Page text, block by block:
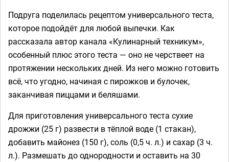
Подруга поделилась рецептом универсального теста,
которое подойдёт для любой выпечки. Как
рассказала автор канала «Кулинарный техникум»,
особенный плюс этого теста — оно не черствеет на
протяжении нескольких дней. Из него можно готовить
всё, что угодно, начиная с пирожков и булочек,
заканчивая пиццами и беляшами.
Для приготовления универсального теста сухие
дрожжи (25 г) развести в тёплой воде (1 стакан),
добавить майонез (150 г), соль (0,5 ч. л.) и сахар (3 ч.
л.). Размешать до однородности и оставить на 30